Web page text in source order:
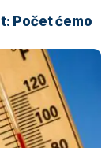
Počet ćemo